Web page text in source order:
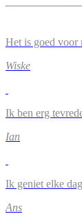
Het is goed voor
Wiske
Ik ben erg
Ian
Ik geniet elke
Ans